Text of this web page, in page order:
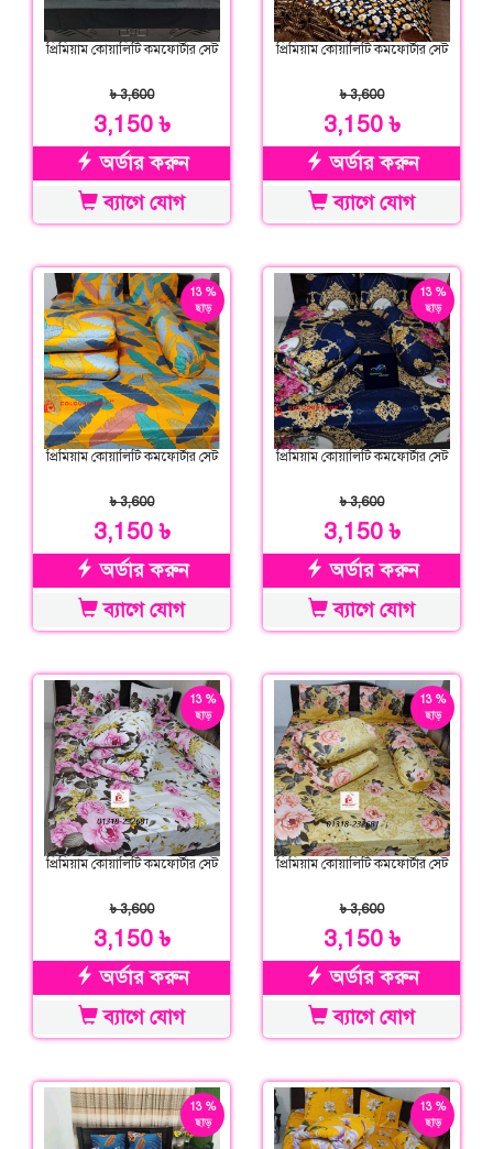
প্রিমিয়াম কোয়ালিটি কমফোর্টার সেট
৳ 3,600
3,150 ৳
অর্ডার করুন
ব্যাগে যোগ
প্রিমিয়াম কোয়ালিটি কমফোর্টার সেট
৳ 3,600
3,150 ৳
অর্ডার করুন
ব্যাগে যোগ
13 %
ছাড়
প্রিমিয়াম কোয়ালিটি কমফোর্টার সেট
৳ 3,600
3,150 ৳
অর্ডার করুন
ব্যাগে যোগ
13 %
ছাড়
প্রিমিয়াম কোয়ালিটি কমফোর্টার সেট
৳ 3,600
3,150 ৳
অর্ডার করুন
ব্যাগে যোগ
13 %
ছাড়
প্রিমিয়াম কোয়ালিটি কমফোর্টার সেট
৳ 3,600
3,150 ৳
অর্ডার করুন
ব্যাগে যোগ
13 %
ছাড়
প্রিমিয়াম কোয়ালিটি কমফোর্টার সেট
৳ 3,600
3,150 ৳
অর্ডার করুন
ব্যাগে যোগ
13 %
ছাড়
13 %
ছাড়